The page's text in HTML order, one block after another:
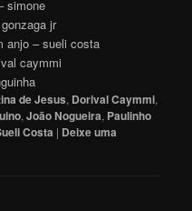
simone
jr
anjo – sueli costa
caymmi
de Jesus, Dorival Caymmi,
,João Nogueira, Paulinho
Costa | Deixe uma